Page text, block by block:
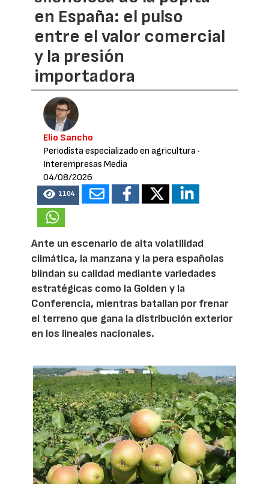
en España: el pulso
entre el valor comercial
y la presión
importadora
Elio Sancho
Periodista especializado en agricultura·
Interempresas Media
04/08/2026
1104
Ante un escenario de alta volatilidad
climática, la manzana y la pera españolas
blindan su calidad mediante variedades
estratégicas como la Golden y la
Conferencia, mientras batallan por frenar
el terreno que gana la distribución exterior
en los lineales nacionales.